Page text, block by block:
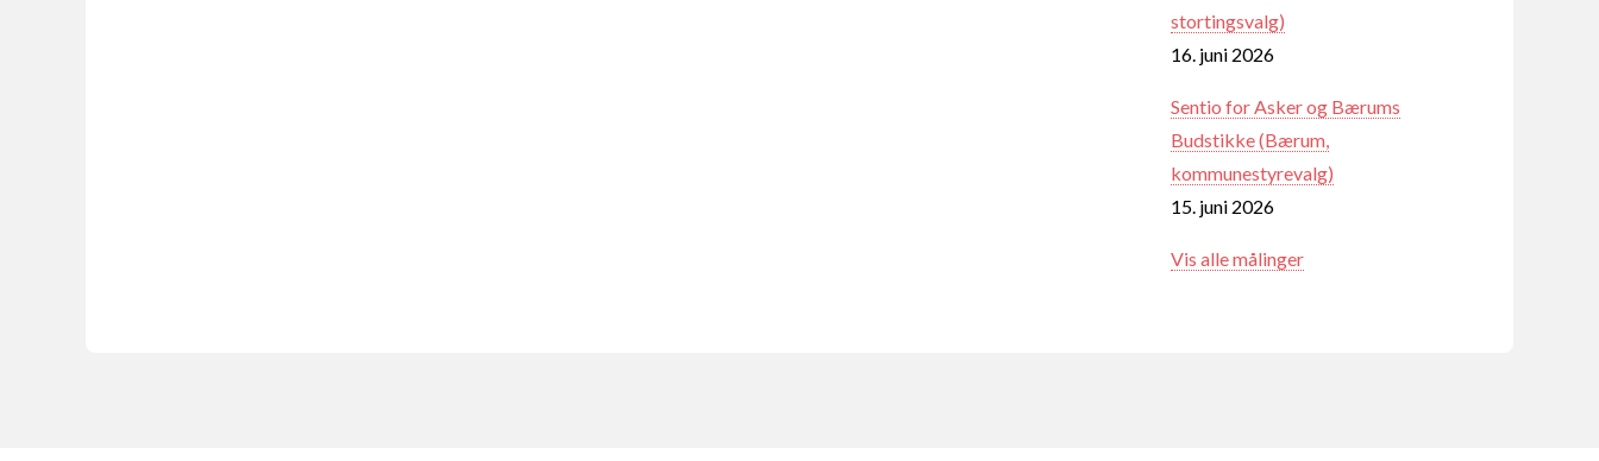
stortingsvalg)
16. juni 2026
Sentio for Asker og Bærums
Budstikke (Bærum,
kommunestyrevalg)
15. juni 2026
Vis alle målinger